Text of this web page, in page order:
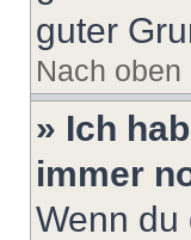
guter
Nach oben
» Ich
immer
Wenn du